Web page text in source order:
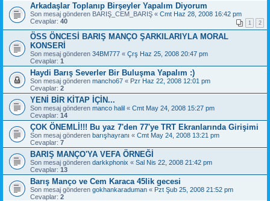
Arkadaşlar Toplanıp Birşeyler Yapalım Diyorum
Son mesaj gönderen BARIŞ_CEM_BARIŞ « Cmt Haz 28, 2008 16:42 pm
Cevaplar: 40 1 2
ÖSS ÖNCESİ BARIŞ MANÇO ŞARKILARIYLA MORAL
KONSERİ
Son mesaj gönderen 34BM777 « Çrş Haz 25, 2008 20:47 pm
Cevaplar: 1
Haydi Barış Severler Bir Buluşma Yapalım :)
Son mesaj gönderen mancho67 « Pzr Haz 22, 2008 12:01 pm
Cevaplar: 2
YENİ BİR KİTAP İÇİN...
Son mesaj gönderen manco halil « Cmt May 24, 2008 15:27 pm
Cevaplar: 14
ÇOK ÖNEMLİ!!! Bu yaz 7'den 77'ye TRT Ekranlarında Girişimi
Son mesaj gönderen barışhayranı « Cmt May 24, 2008 13:21 pm
Cevaplar: 7
BARIŞ MANÇO'YA VEFA ÖRNEĞİ
Son mesaj gönderen darkkphonix « Sal Nis 22, 2008 21:42 pm
Cevaplar: 13
Barış Manço ve Cem Karaca 45lik gecesi
Son mesaj gönderen gokhankaraduman « Pzt Şub 25, 2008 21:52 pm
Cevaplar: 2